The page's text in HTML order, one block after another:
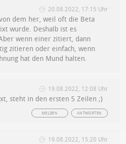
20.08.2022, 17:15 Uhr
dem her, weil oft die Beta
wurde. Deshalb ist es
wenn einer zitiert, dann
zitieren oder einfach, wenn
hat den Mund halten.
19.08.2022, 12:08 Uhr
steht in den ersten 5 Zeilen ;)
ANTWORTEN
MELDEN
19.08.2022, 15:20 Uhr